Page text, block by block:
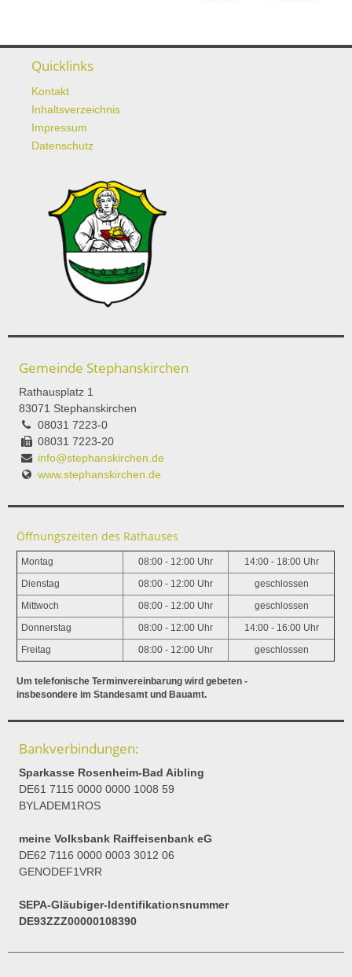
Quicklinks
Kontakt
Inhaltsverzeichnis
Impressum
Datenschutz
Gemeinde Stephanskirchen
Rathausplatz 1
83071 Stephanskirchen
08031 7223-0
08031 7223-20
info@stephanskirchen.de
www.stephanskirchen.de
Öffnungszeiten des Rathauses
Montag 08:00 - 12:00 Uhr 14:00 - 18:00 Uhr
Dienstag 08:00 - 12:00 Uhr geschlossen
Mittwoch 08:00 - 12:00 Uhr geschlossen
Donnerstag 08:00 - 12:00 Uhr 14:00 - 16:00 Uhr
Freitag 08:00 - 12:00 Uhr geschlossen
Um telefonische Terminvereinbarung wird gebeten -
insbesondere im Standesamt und Bauamt.
Bankverbindungen:
Sparkasse Rosenheim-Bad Aibling
DE61 7115 0000 0000 1008 59
BYLADEM1ROS
meine Volksbank Raiffeisenbank eG
DE62 7116 0000 0003 3012 06
GENODEF1VRR
SEPA-Gläubiger-Identifikationsnummer
DE93ZZZ00000108390